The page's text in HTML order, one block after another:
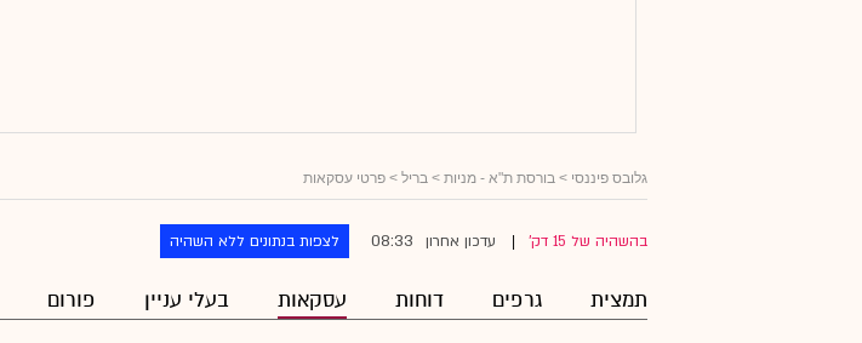
גלובס פיננסי > בורסת ת"א - מניות > בריל > פרטי עסקאות
בהשהיה של 15 דק' עדכון אחרון 08:33 לצפות בנתונים ללא השהיה
תמצית גרפים דוחות עסקאות בעלי עניין פורום